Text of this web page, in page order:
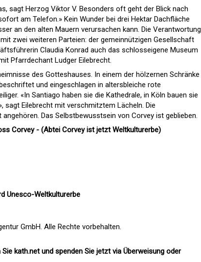
sagt Herzog Viktor V. Besonders oft geht der Blick nach
am Telefon.» Kein Wunder bei drei Hektar Dachfläche
an den alten Mauern verursachen kann. Die Verantwortung
zwei weiteren Parteien: der gemeinnützigen Gesellschaft
Claudia Konrad auch das schlosseigene Museum
Pfarrdechant Ludger Eilebrecht.
des Gotteshauses. In einem der hölzernen Schränke
und eingeschlagen in altersbleiche rote
«In Santiago haben sie die Kathedrale, in Köln bauen sie
sagt Eilebrecht mit verschmitztem Lächeln. Die
Das Selbstbewusstsein von Corvey ist geblieben.
Corvey - (Abtei Corvey ist jetzt Weltkulturerbe)
Unesco-Weltkulturerbe
GmbH. Alle Rechte vorbehalten.
kath.net und spenden Sie jetzt via Überweisung oder